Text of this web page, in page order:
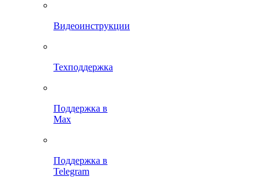
Видеоинструкции
Техподдержка
Поддержка в
Max
Поддержка в
Telegram